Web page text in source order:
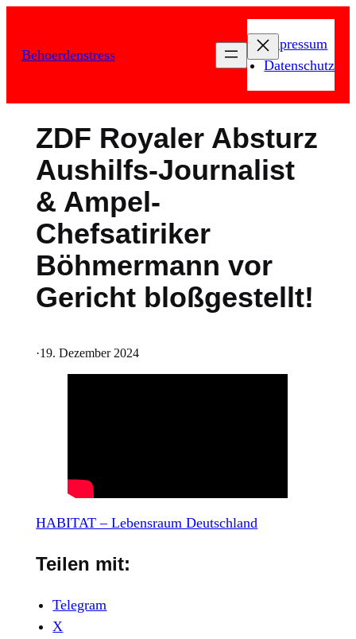
springen
Behoerdenstress
Impressum
Datenschutz
ZDF Royaler Absturz
Aushilfs-Journalist
& Ampel-
Chefsatiriker
Böhmermann vor
Gericht bloßgestellt!
·19. Dezember 2024
HABITAT – Lebensraum Deutschland
Teilen mit:
Telegram
X